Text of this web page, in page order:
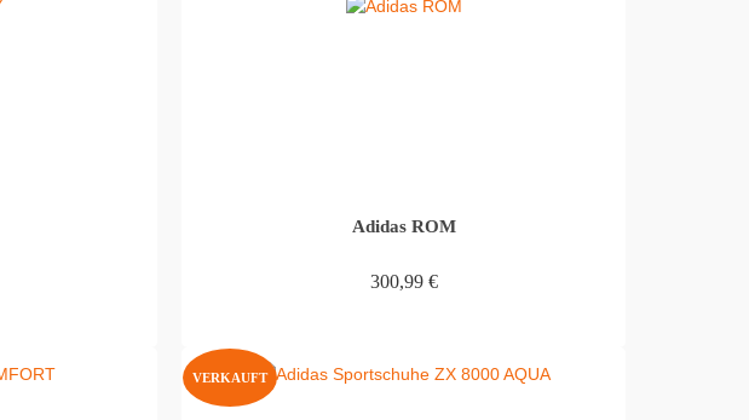
Adidas ROM
300,99 €
VERKAUFT